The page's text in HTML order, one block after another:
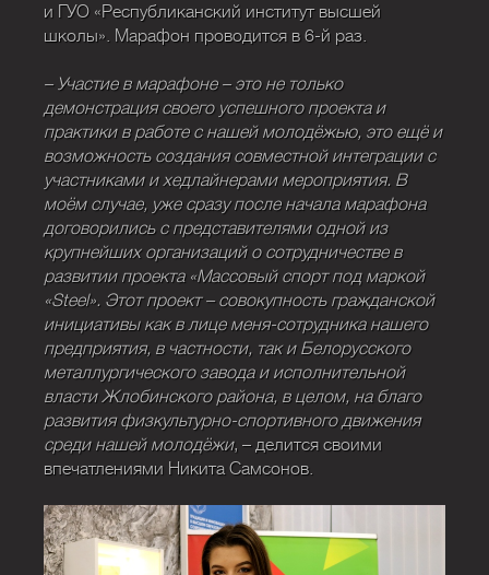
и ГУО «Республиканский институт высшей
школы». Марафон проводится в 6-й раз.
– Участие в марафоне – это не только
демонстрация своего успешного проекта и
практики в работе с нашей молодёжью, это ещё и
возможность создания совместной интеграции с
участниками и хедлайнерами мероприятия. В
моём случае, уже сразу после начала марафона
договорились с представителями одной из
крупнейших организаций о сотрудничестве в
развитии проекта «Массовый спорт под маркой
«Steel». Этот проект – совокупность гражданской
инициативы как в лице меня-сотрудника нашего
предприятия, в частности, так и Белорусского
металлургического завода и исполнительной
власти Жлобинского района, в целом, на благо
развития физкультурно-спортивного движения
среди нашей молодёжи, – делится своими
впечатлениями Никита Самсонов.